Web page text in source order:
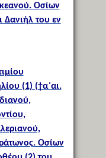
Οσίων
Δανιήλ του εν
(1) (†α΄αι.
Οσίων